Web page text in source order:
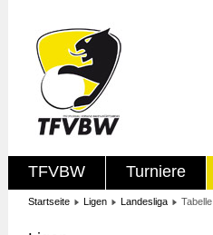
TFVBW Turniere
Startseite Ligen Landesliga Tabelle